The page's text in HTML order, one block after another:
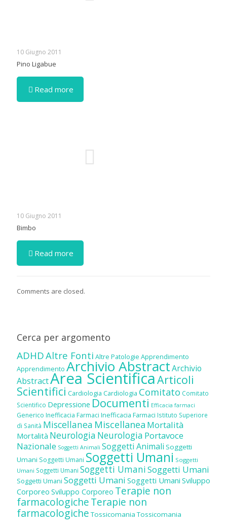
10 Giugno 2011
Pino Ligabue
Read more
10 Giugno 2011
Bimbo
Read more
Comments are closed.
Cerca per argomento
ADHDAltre Fonti Altre Patologie Apprendimento
Apprendimento Archivio AbstractArchivio
AbstractArea ScientificaArticoli
Scientifici Cardiologia Cardiologia Comitato Comitato
Scientifico Depressione Documenti Efficacia farmaci
Generico Inefficacia Farmaci Inefficacia Farmaci Istituto Superiore
di Sanità Miscellanea Miscellanea Mortalità
Mortalità Neurologia Neurologia Portavoce
Nazionale Soggetti Animali Soggetti Animali Soggetti
Umani Soggetti Umani Soggetti Umani Soggetti
Umani Soggetti Umani Soggetti UmaniSoggetti Umani
Soggetti Umani Soggetti Umani Soggetti Umani Sviluppo
Corporeo Sviluppo Corporeo Terapie non
farmacologicheTerapie non
farmacologiche Tossicomania Tossicomania